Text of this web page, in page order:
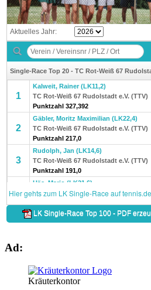
Ad:
Kräuterkontor